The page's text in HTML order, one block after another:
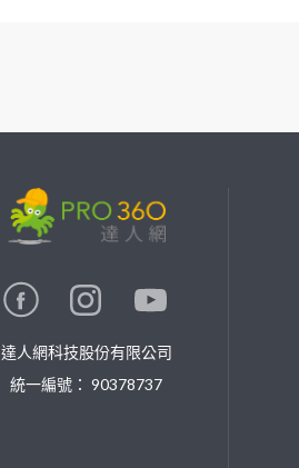
達人網科技股份有限公司
統一編號： 90378737